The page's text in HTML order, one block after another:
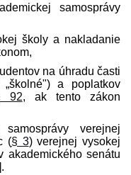
samosprávy
školy a nakladanie
na úhradu časti
a poplatkov
92, ak tento zákon
verejnej
(§ 3) verejnej vysokej
akademického senátu